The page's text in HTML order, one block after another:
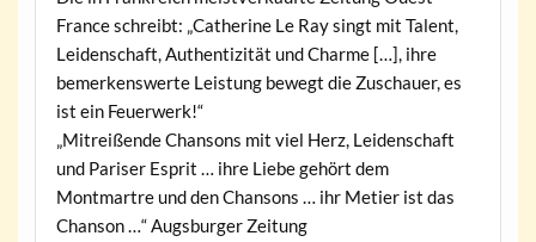
France schreibt: „Catherine Le Ray singt mit Talent,
Leidenschaft, Authentizität und Charme […], ihre
bemerkenswerte Leistung bewegt die Zuschauer, es
ist ein Feuerwerk!“
„Mitreißende Chansons mit viel Herz, Leidenschaft
und Pariser Esprit … ihre Liebe gehört dem
Montmartre und den Chansons … ihr Metier ist das
Chanson …“ Augsburger Zeitung